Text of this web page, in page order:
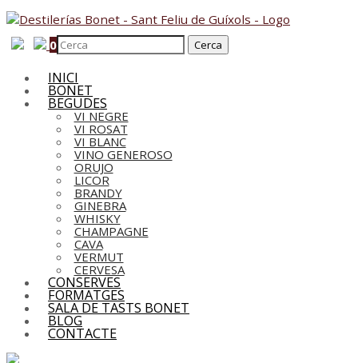
0
INICI
BONET
BEGUDES
VI NEGRE
VI ROSAT
VI BLANC
VINO GENEROSO
ORUJO
LICOR
BRANDY
GINEBRA
WHISKY
CHAMPAGNE
CAVA
VERMUT
CERVESA
CONSERVES
FORMATGES
SALA DE TASTS BONET
BLOG
CONTACTE